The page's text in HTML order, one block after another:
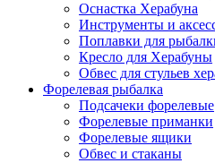
Оснастка Херабуна
Инструменты и
Поплавки для
Кресло для Херабуны
Обвес для стульев
Форелевая рыбалка
Подсачеки форелевые
Форелевые приманки
Форелевые ящики
Обвес и стаканы